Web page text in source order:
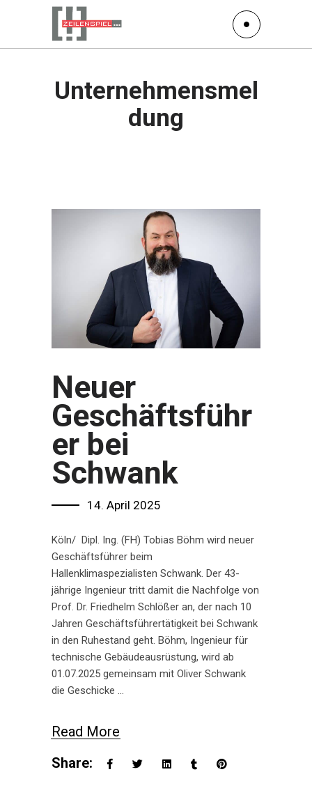
Unternehmensmel
dung
Neuer
Geschäftsführ
er bei
Schwank
14. April 2025
Köln/ Dipl. Ing. (FH) Tobias Böhm wird neuer
Geschäftsführer beim
Hallenklimaspezialisten Schwank. Der 43-
jährige Ingenieur tritt damit die Nachfolge von
Prof. Dr. Friedhelm Schlößer an, der nach 10
Jahren Geschäftsführertätigkeit bei Schwank
in den Ruhestand geht. Böhm, Ingenieur für
technische Gebäudeausrüstung, wird ab
01.07.2025 gemeinsam mit Oliver Schwank
die Geschicke
Read More
Share: